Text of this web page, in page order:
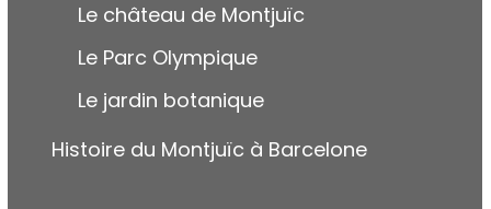
Le château de Montjuïc
Le Parc Olympique
Le jardin botanique
Histoire du Montjuïc à Barcelone